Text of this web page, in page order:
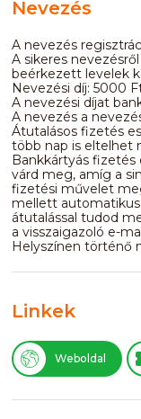
Nevezés
A nevezés
A sikeres
beérkezett levelek
Nevezési díj: 5000
A nevezési díjat
A nevezés a
Átutalásos fizetés
több nap is eltelhet
Bankkártyás
várd meg, amíg a
fizetési művelet
mellett
átutalással tudod
a visszaigazoló e-
Helyszínen történő
Linkek
Weboldal